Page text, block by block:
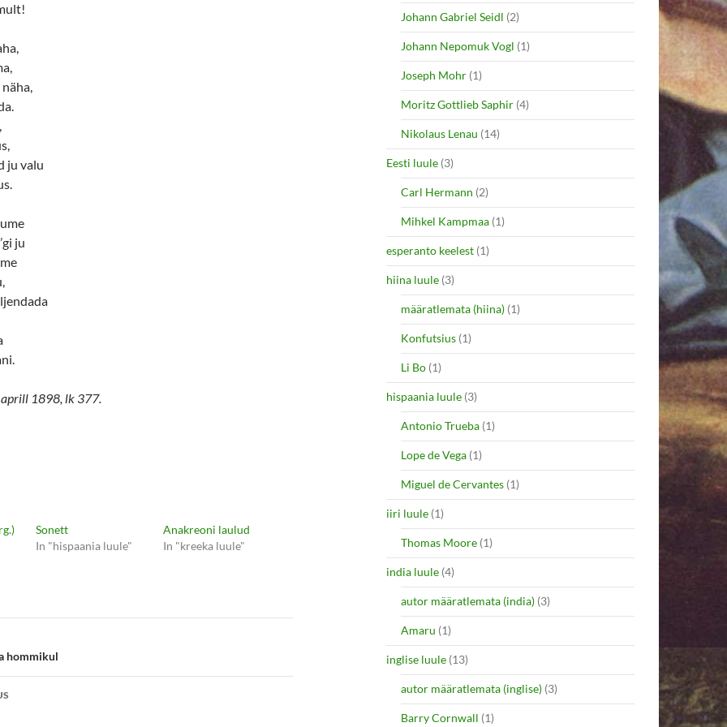
ju valu
ju
1898, lk 377.
Sonett
In "hispaania luule"
Anakreoni laulud
In "kreeka luule"
hommikul
Johann Gabriel Seidl (2)
Johann Nepomuk Vogl (1)
Joseph Mohr (1)
Moritz Gottlieb Saphir (4)
Nikolaus Lenau (14)
Eesti luule (3)
Carl Hermann (2)
Mihkel Kampmaa (1)
esperanto keelest (1)
hiina luule (3)
määratlemata (hiina) (1)
Konfutsius (1)
Li Bo (1)
hispaania luule (3)
Antonio Trueba (1)
Lope de Vega (1)
Miguel de Cervantes (1)
iiri luule (1)
Thomas Moore (1)
india luule (4)
autor määratlemata (india) (3)
Amaru (1)
inglise luule (13)
autor määratlemata (inglise) (3)
Barry Cornwall (1)